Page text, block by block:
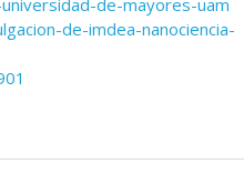
de-mayores-uam
de-imdea-nanociencia-